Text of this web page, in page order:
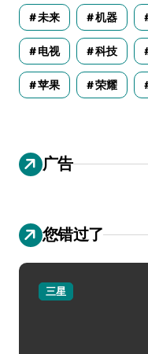
未来 机器
电视 科技
苹果 荣耀
广告
您错过了
三星